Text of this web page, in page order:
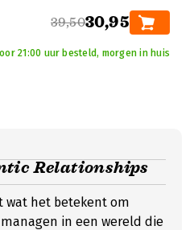
39,5030,95
21:00 uur besteld, morgen in huis
Relationships
wat het betekent om
in een wereld die